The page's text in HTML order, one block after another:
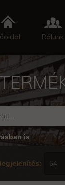
Rólunk
is